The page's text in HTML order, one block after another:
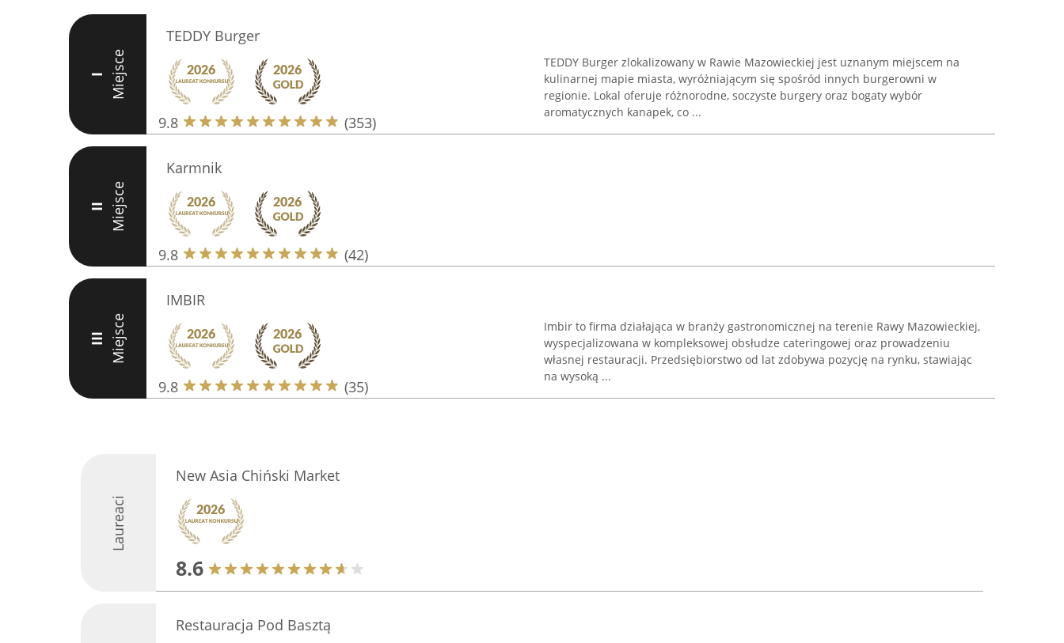
I Miejsce
TEDDY Burger
9.8 (353)
TEDDY Burger zlokalizowany w Rawie Mazowieckiej jest uznanym miejscem na
kulinarnej mapie miasta, wyróżniającym się spośród innych burgerowni w
regionie. Lokal oferuje różnorodne, soczyste burgery oraz bogaty wybór
aromatycznych kanapek, co ...
II Miejsce
Karmnik
9.8 (42)
III Miejsce
IMBIR
9.8 (35)
Imbir to firma działająca w branży gastronomicznej na terenie Rawy Mazowieckiej,
wyspecjalizowana w kompleksowej obsłudze cateringowej oraz prowadzeniu
własnej restauracji. Przedsiębiorstwo od lat zdobywa pozycję na rynku, stawiając
na wysoką ...
Laureaci
New Asia Chiński Market
8.6
Restauracja Pod Basztą